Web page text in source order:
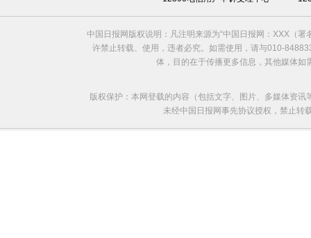
中国日报网版权说明：凡注明来源为“中国日报网：XXX（
许禁止转载、使用，违者必究。如需使用，请与010-
体，目的在于传播更多信息，其他媒体
版权保护：本网登载的内容（包括文字、图片、多媒体资
未经中国日报网事先协议授权，禁止转